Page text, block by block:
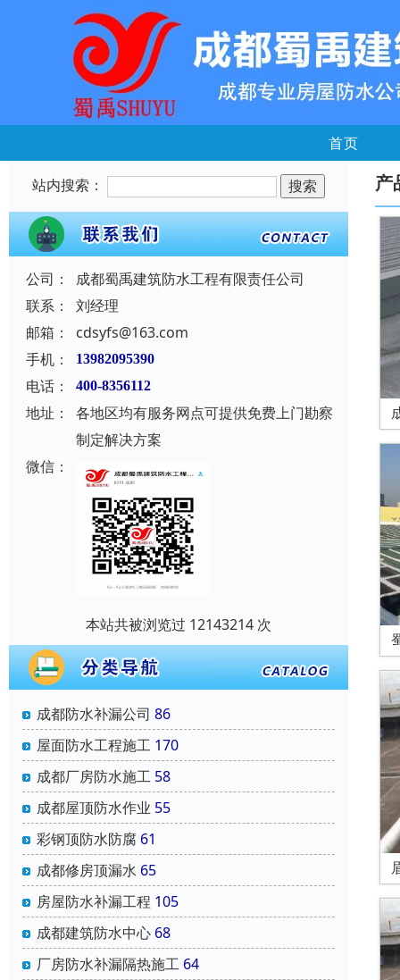
首页
站内搜索：
公司：
成都蜀禹建筑防水工程有限责任公司
联系：
刘经理
邮箱：
cdsyfs@163.com
手机：
13982095390
电话： 400-8356112
地址：
各地区均有服务网点可提供免费上门勘察
制定解决方案
微信：
本站共被浏览过 12143214 次
成都防水补漏公司 86
屋面防水工程施工 170
成都厂房防水施工 58
成都屋顶防水作业 55
彩钢顶防水防腐 61
成都修房顶漏水 65
房屋防水补漏工程 105
成都建筑防水中心 68
厂房防水补漏隔热施工 64
产